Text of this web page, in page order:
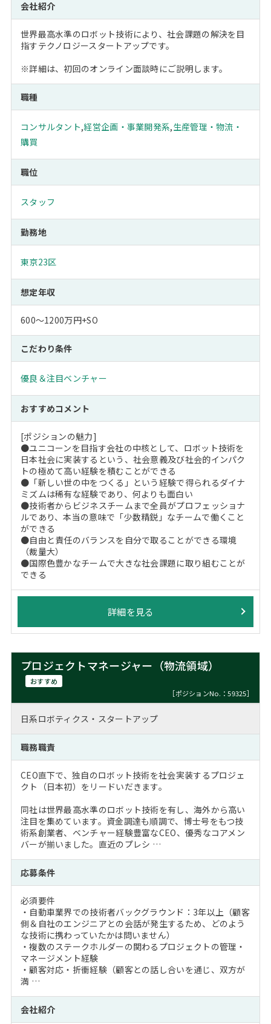
会社紹介
世界最高水準のロボット技術により、社会課題の解決を目
指すテクノロジースタートアップです。
※詳細は、初回のオンライン面談時にご説明します。
職種
コンサルタント,経営企画・事業開発系,生産管理・物流・
購買
職位
スタッフ
勤務地
東京23区
想定年収
600～1200万円+SO
こだわり条件
優良＆注目ベンチャー
おすすめコメント
[ポジションの魅力]
●ユニコーンを目指す会社の中核として、ロボット技術を
日本社会に実装するという、社会意義及び社会的インパク
トの極めて高い経験を積むことができる
●「新しい世の中をつくる」という経験で得られるダイナ
ミズムは稀有な経験であり、何よりも面白い
●技術者からビジネスチームまで全員がプロフェッショナ
ルであり、本当の意味で「少数精鋭」なチームで働くこと
ができる
●自由と責任のバランスを自分で取ることができる環境
（裁量大）
●国際色豊かなチームで大きな社会課題に取り組むことが
できる
詳細を見る
プロジェクトマネージャー（物流領域）
おすすめ
［ポジションNo.：59325］
日系ロボティクス・スタートアップ
職務職責
CEO直下で、独自のロボット技術を社会実装するプロジェ
クト（日本初）をリードいだきます。
同社は世界最高水準のロボット技術を有し、海外から高い
注目を集めています。資金調達も順調で、博士号をもつ技
術系創業者、ベンチャー経験豊富なCEO、優秀なコアメン
バーが揃いました。直近のプレシ …
応募条件
必須要件
・自動車業界での技術者バックグラウンド：3年以上（顧客
側＆自社のエンジニアとの会話が発生するため、どのよう
な技術に携わっていたかは問いません）
・複数のステークホルダーの関わるプロジェクトの管理・
マネージメント経験
・顧客対応・折衝経験（顧客との話し合いを通じ、双方が
満 …
会社紹介